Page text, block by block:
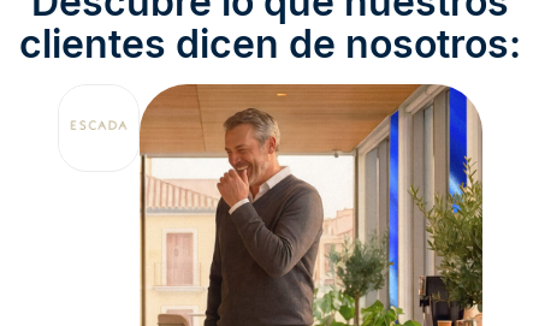
clientes dicen de nosotros: